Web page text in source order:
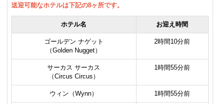
送迎可能なホテルは下記の8ヶ所です。
ホテル名 お迎え時間
ゴールデン ナゲット
（Golden Nugget）
2時間10分前
サーカス サーカス
（Circus Circus）
1時間55分前
ウィン（Wynn） 1時間55分前